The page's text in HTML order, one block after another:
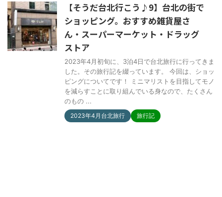
【そうだ台北行こう♪9】台北の街で
ショッピング。おすすめ雑貨屋さ
ん・スーパーマーケット・ドラッグ
ストア
2023年4月初旬に、3泊4日で台北旅行に行ってきま
した。その旅行記を綴っています。 今回は、ショッ
ピングについてです！ ミニマリストを目指してモノ
を減らすことに取り組んでいる身なので、たくさん
のもの ...
2023年4月台北旅行 旅行記